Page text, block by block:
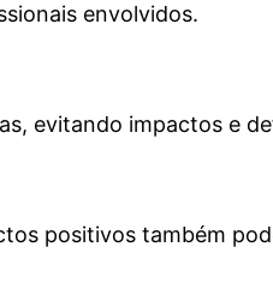
envolvidos.
evitando impactos e
positivos também